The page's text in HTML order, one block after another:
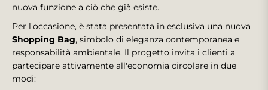
nuova funzione a ciò che già esiste.
Per l'occasione, è stata presentata in esclusiva una nuova
Shopping Bag, simbolo di eleganza contemporanea e
responsabilità ambientale. Il progetto invita i clienti a
partecipare attivamente all'economia circolare in due
modi: